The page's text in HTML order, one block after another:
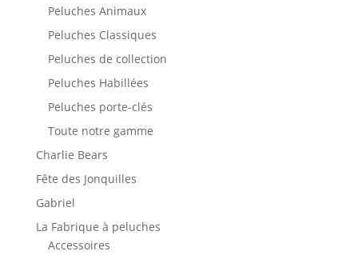
Peluches Animaux
Peluches Classiques
Peluches de collection
Peluches Habillées
Peluches porte-clés
Toute notre gamme
Charlie Bears
Fête des Jonquilles
Gabriel
La Fabrique à peluches
Accessoires